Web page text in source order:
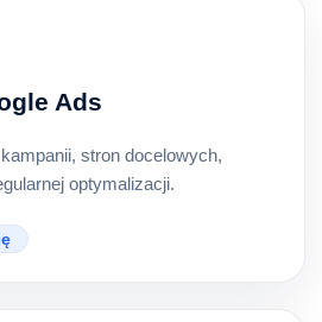
Ads
stron docelowych,
optymalizacji.